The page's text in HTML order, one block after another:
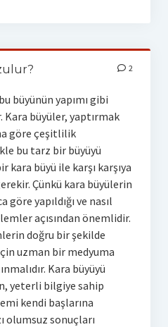
2
büyünün yapımı gibi
büyüler, yaptırmak
göre çeşitlilik
bu tarz bir büyüyü
kara büyü ile karşı karşıya
Çünkü kara büyülerin
yapıldığı ve nasıl
açısından önemlidir.
doğru bir şekilde
uzman bir medyuma
Kara büyüyü
yeterli bilgiye sahip
kendi başlarına
olumsuz sonuçları